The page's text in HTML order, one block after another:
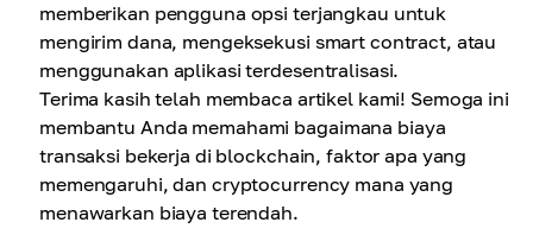
memberikan pengguna opsi terjangkau untuk
mengirim dana, mengeksekusi smart contract, atau
menggunakan aplikasi terdesentralisasi.
Terima kasih telah membaca artikel kami! Semoga ini
membantu Anda memahami bagaimana biaya
transaksi bekerja di blockchain, faktor apa yang
memengaruhi, dan cryptocurrency mana yang
menawarkan biaya terendah.